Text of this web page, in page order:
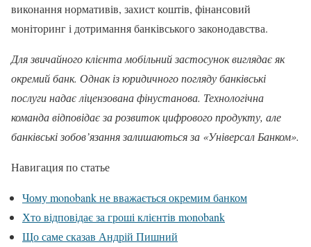
виконання нормативів, захист коштів, фінансовий
моніторинг і дотримання банківського законодавства.
Для звичайного клієнта мобільний застосунок виглядає як
окремий банк. Однак із юридичного погляду банківські
послуги надає ліцензована фінустанова. Технологічна
команда відповідає за розвиток цифрового продукту, але
банківські зобов’язання залишаються за «Універсал Банком».
Навигация по статье
Чому monobank не вважається окремим банком
Хто відповідає за гроші клієнтів monobank
Що саме сказав Андрій Пишний